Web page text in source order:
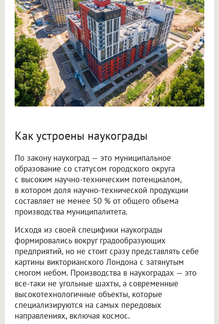
Как устроены наукограды
По закону наукоград — это муниципальное
образование со статусом городского округа
с высоким научно-техническим потенциалом,
в котором доля научно-технической продукции
составляет не менее 50 % от общего объема
производства муниципалитета.
Исходя из своей специфики наукограды
формировались вокруг градообразующих
предприятий, но не стоит сразу представлять себе
картины викторианского Лондона с затянутым
смогом небом. Производства в наукоградах — это
все-таки не угольные шахты, а современные
высокотехнологичные объекты, которые
специализируются на самых передовых
направлениях, включая космос.